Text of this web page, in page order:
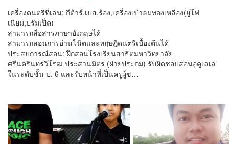
เครื่องดนตรีที่เล่น: กีต้าร์,เบส,ร้อง,เครื่องเป่าลมทองเหลือง(ยูโฟ
เนียม,ปรัมเป็ต)
สามารถสื่อสารภาษาอังกฤษได้
สามารถสอนการอ่านโน๊ตและทฤษฎีดนตรีเบื้องต้นได้
ประสบการณ์สอน: ฝึกสอนโรงเรียนสาธิตมหาวิทยาลัย
ศรีนครินทรวิโรฒ ประสานมิตร (ฝ่ายประถม) รับผิดชอบสอนอูคูเลเล่
ในระดับชั้น ป. 6 และรับหน้าที่เป็นครูผู้ช…